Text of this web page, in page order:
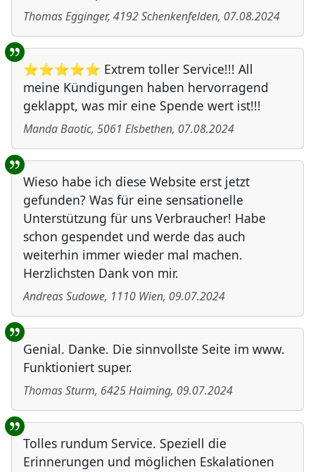
Thomas Egginger, 4192Schenkenfelden, 07.08.2024
⭐⭐⭐⭐⭐ Extrem toller Service!!! All
meine Kündigungen haben hervorragend
geklappt, was mir eine Spende wert ist!!!
Manda Baotic, 5061 Elsbethen, 07.08.2024
Wieso habe ich diese Website erst jetzt
gefunden? Was für eine sensationelle
Unterstützung für uns Verbraucher! Habe
schon gespendet und werde das auch
weiterhin immer wieder mal machen.
Herzlichsten Dank von mir.
Andreas Sudowe, 1110 Wien, 09.07.2024
Genial. Danke. Die sinnvollste Seite im www.
Funktioniert super.
Thomas Sturm, 6425Haiming, 09.07.2024
Tolles rundum Service. Speziell die
Erinnerungen und möglichen Eskalationen